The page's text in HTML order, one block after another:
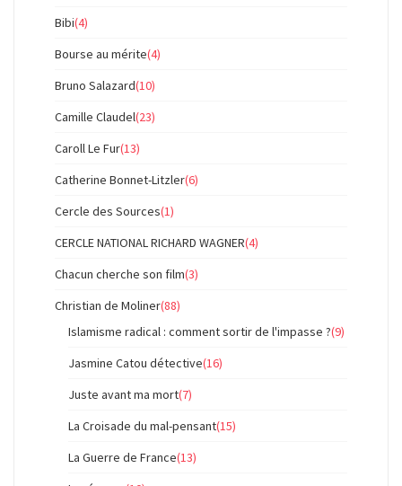
Bibi(4)
Bourse au mérite(4)
Bruno Salazard(10)
Camille Claudel(23)
Caroll Le Fur(13)
Catherine Bonnet-Litzler(6)
Cercle des Sources(1)
CERCLE NATIONAL RICHARD WAGNER(4)
Chacun cherche son film(3)
Christian de Moliner(88)
Islamisme radical : comment sortir de l'impasse ?(9)
Jasmine Catou détective(16)
Juste avant ma mort(7)
La Croisade du mal-pensant(15)
La Guerre de France(13)